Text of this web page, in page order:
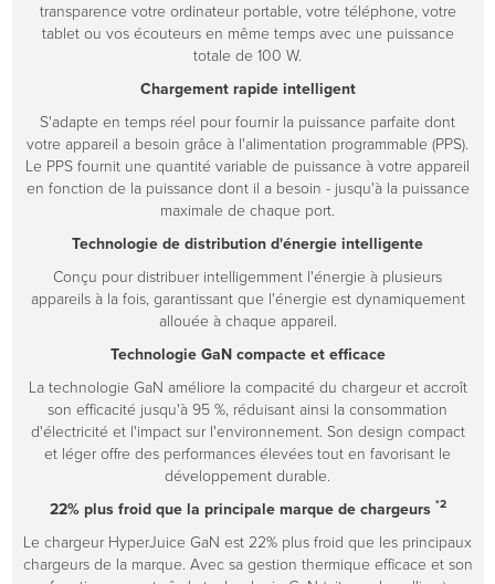
transparence votre ordinateur portable, votre téléphone, votre
tablet ou vos écouteurs en même temps avec une puissance
totale de 100 W.
Chargement rapide intelligent
S'adapte en temps réel pour fournir la puissance parfaite dont
votre appareil a besoin grâce à l'alimentation programmable (PPS).
Le PPS fournit une quantité variable de puissance à votre appareil
en fonction de la puissance dont il a besoin - jusqu'à la puissance
maximale de chaque port.
Technologie de distribution d'énergie intelligente
Conçu pour distribuer intelligemment l'énergie à plusieurs
appareils à la fois, garantissant que l'énergie est dynamiquement
allouée à chaque appareil.
Technologie GaN compacte et efficace
La technologie GaN améliore la compacité du chargeur et accroît
son efficacité jusqu'à 95 %, réduisant ainsi la consommation
d'électricité et l'impact sur l'environnement. Son design compact
et léger offre des performances élevées tout en favorisant le
développement durable.
22% plus froid que la principale marque de chargeurs *2
Le chargeur HyperJuice GaN est 22% plus froid que les principaux
chargeurs de la marque. Avec sa gestion thermique efficace et son